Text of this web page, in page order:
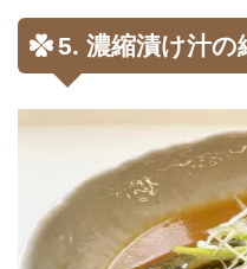
5. 濃縮漬け汁の